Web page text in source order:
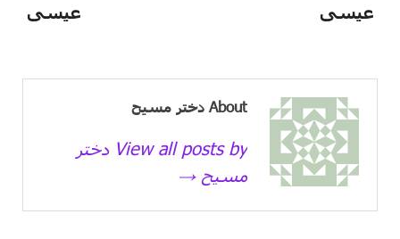
عیسی
عیسی
About دختر مسیح
View all posts by دختر
مسیح →